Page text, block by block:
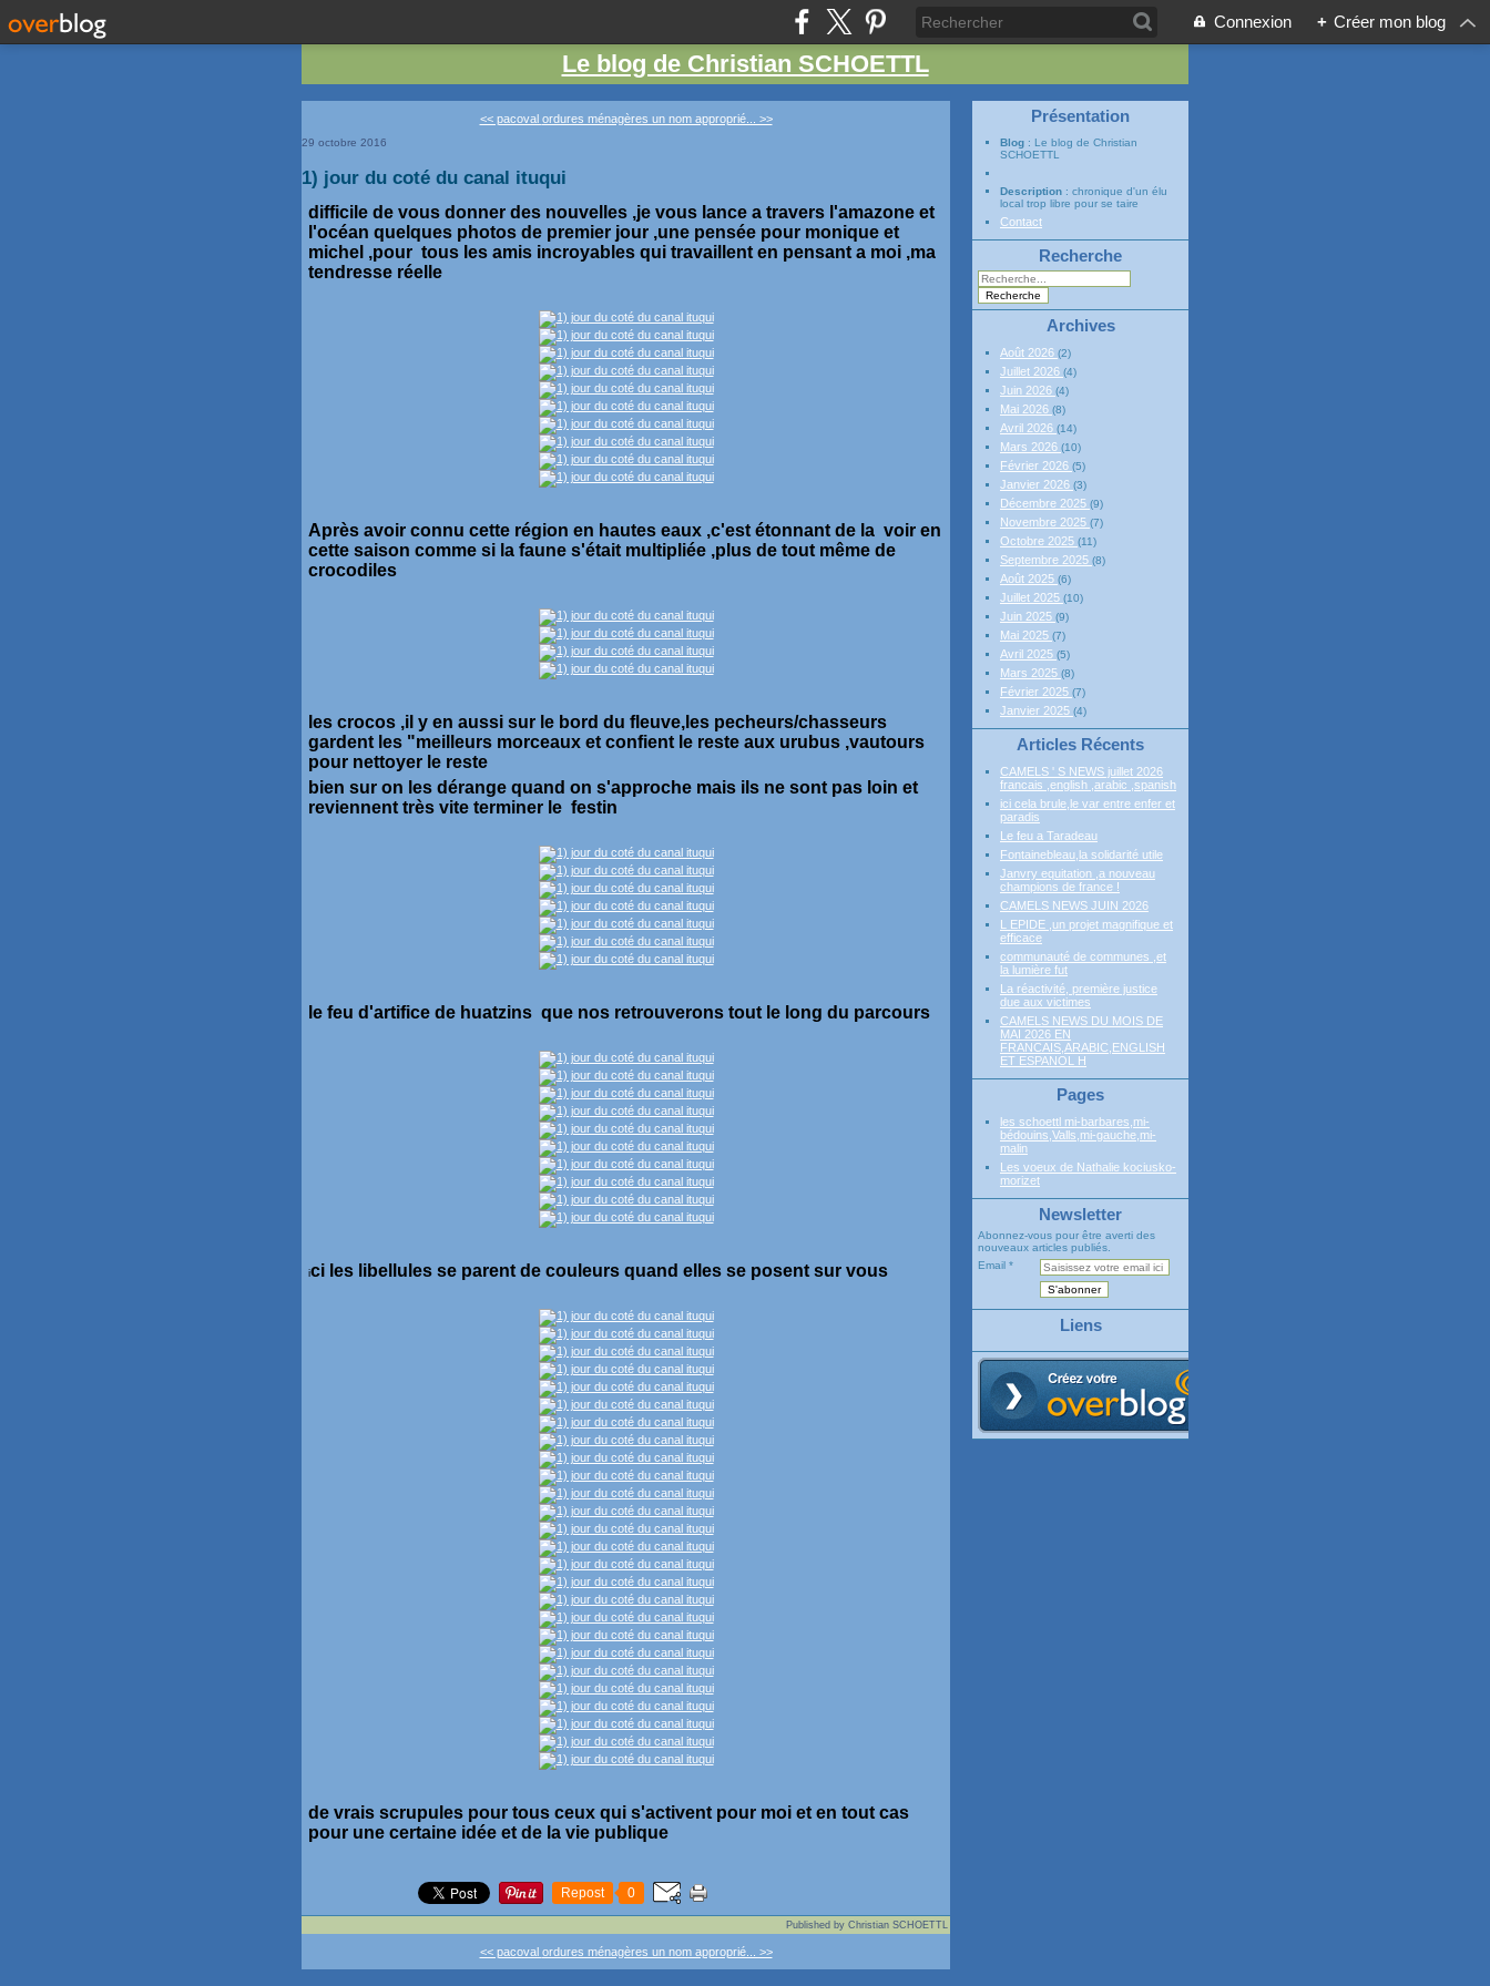
Connexion + Créer mon blog
Le blog de Christian SCHOETTL
<< pacoval ordures ménagères un nom approprié... >>
29 octobre 2016
1) jour du coté du canal ituqui
difficile de vous donner des nouvelles ,je vous lance a travers l'amazone et
l'océan quelques photos de premier jour ,une pensée pour monique et
michel ,pour tous les amis incroyables qui travaillent en pensant a moi ,ma
tendresse réelle
Après avoir connu cette région en hautes eaux ,c'est étonnant de la voir en
cette saison comme si la faune s'était multipliée ,plus de tout même de
crocodiles
les crocos ,il y en aussi sur le bord du fleuve,les pecheurs/chasseurs
gardent les "meilleurs morceaux et confient le reste aux urubus ,vautours
pour nettoyer le reste
bien sur on les dérange quand on s'approche mais ils ne sont pas loin et
reviennent très vite terminer le festin
le feu d'artifice de huatzins que nos retrouverons tout le long du parcours
ici les libellules se parent de couleurs quand elles se posent sur vous
de vrais scrupules pour tous ceux qui s'activent pour moi et en tout cas
pour une certaine idée et de la vie publique
Repost 0
Published by Christian SCHOETTL
<< pacoval ordures ménagères un nom approprié... >>
Présentation
Blog : Le blog de Christian
SCHOETTL
Description : chronique d'un élu
local trop libre pour se taire
Contact
Recherche
Archives
Août 2026 (2)
Juillet 2026 (4)
Juin 2026 (4)
Mai 2026 (8)
Avril 2026 (14)
Mars 2026 (10)
Février 2026 (5)
Janvier 2026 (3)
Décembre 2025 (9)
Novembre 2025 (7)
Octobre 2025 (11)
Septembre 2025 (8)
Août 2025 (6)
Juillet 2025 (10)
Juin 2025 (9)
Mai 2025 (7)
Avril 2025 (5)
Mars 2025 (8)
Février 2025 (7)
Janvier 2025 (4)
Articles Récents
CAMELS ' S NEWS juillet 2026
francais ,english ,arabic ,spanish
ici cela brule,le var entre enfer et
paradis
Le feu a Taradeau
Fontainebleau,la solidarité utile
Janvry equitation ,a nouveau
champions de france !
CAMELS NEWS JUIN 2026
L EPIDE ,un projet magnifique et
efficace
communauté de communes ,et
la lumière fut
La réactivité, première justice
due aux victimes
CAMELS NEWS DU MOIS DE
MAI 2026 EN
FRANCAIS,ARABIC,ENGLISH
ET ESPANOL H
Pages
les schoettl mi-barbares,mi-
bédouins,Valls,mi-gauche,mi-
malin
Les voeux de Nathalie kociusko-
morizet
Newsletter
Abonnez-vous pour être averti des
nouveaux articles publiés.
Email
Liens